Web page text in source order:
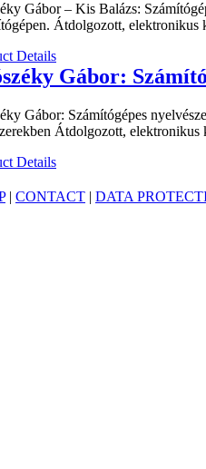
Gábor – Kis Balázs:
Átdolgozott, elektronikus
Details
Gábor:
Gábor: Számítógépes
Átdolgozott, elektronikus
Details
| CONTACT | DATA